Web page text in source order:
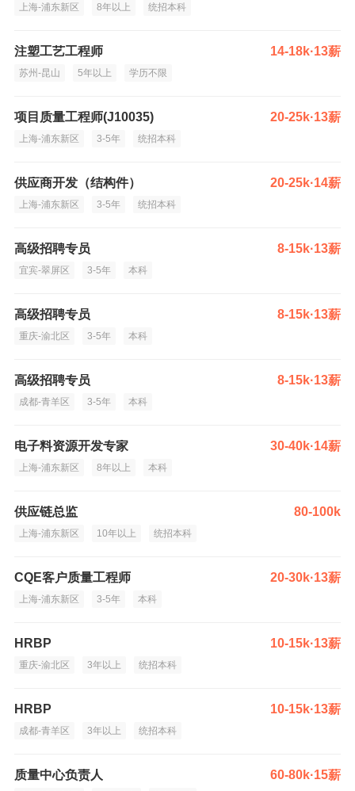
上海-浦东新区 8年以上 统招本科
注塑工艺工程师 14-18k·13薪
苏州-昆山 5年以上 学历不限
项目质量工程师(J10035) 20-25k·13薪
上海-浦东新区 3-5年 统招本科
供应商开发（结构件） 20-25k·14薪
上海-浦东新区 3-5年 统招本科
高级招聘专员 8-15k·13薪
宜宾-翠屏区 3-5年 本科
高级招聘专员 8-15k·13薪
重庆-渝北区 3-5年 本科
高级招聘专员 8-15k·13薪
成都-青羊区 3-5年 本科
电子料资源开发专家 30-40k·14薪
上海-浦东新区 8年以上 本科
供应链总监 80-100k
上海-浦东新区 10年以上 统招本科
CQE客户质量工程师 20-30k·13薪
上海-浦东新区 3-5年 本科
HRBP 10-15k·13薪
重庆-渝北区 3年以上 统招本科
HRBP 10-15k·13薪
成都-青羊区 3年以上 统招本科
质量中心负责人 60-80k·15薪